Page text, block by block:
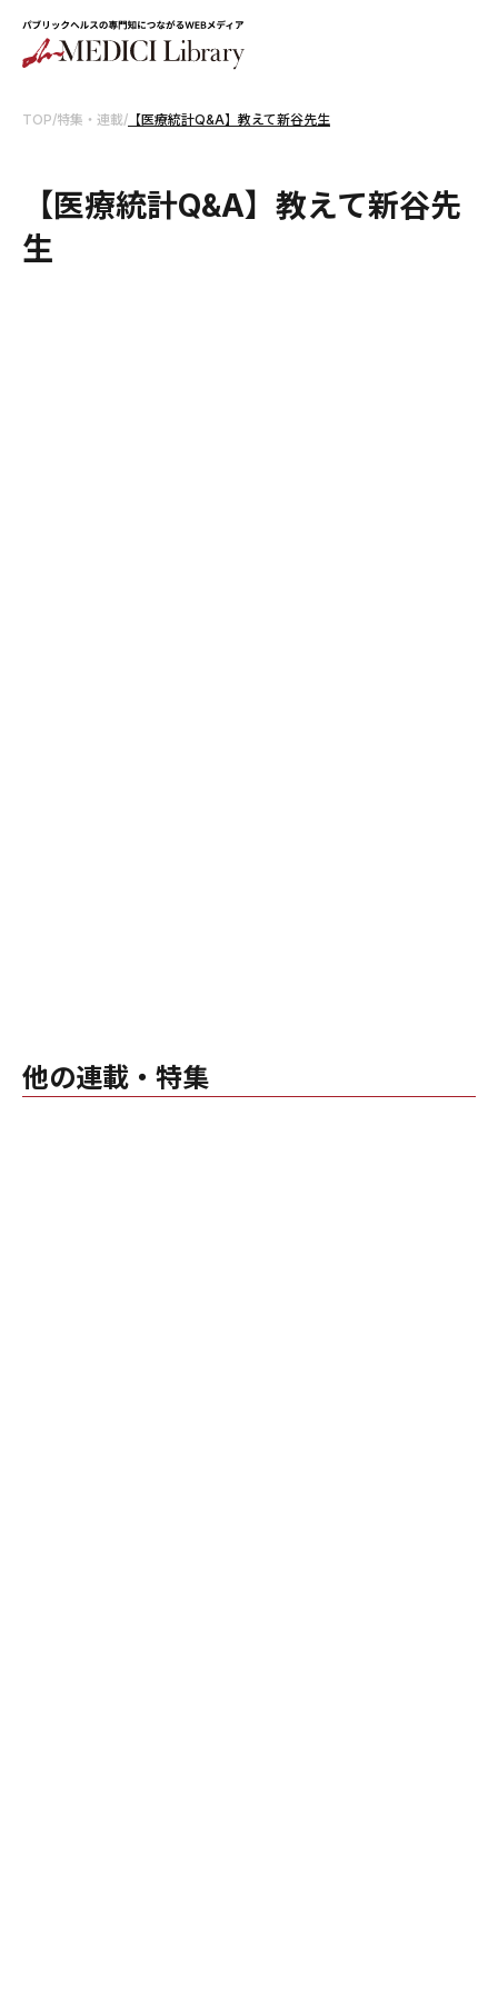
TOP/特集・連載/ 【医療統計Q&A】教えて新谷先生
【医療統計Q&A】教えて新谷先
生
他の連載・特集